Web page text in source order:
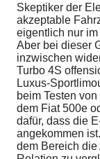
Skeptiker der
akzeptable
eigentlich nur
Aber bei dieser
inzwischen
Turbo 4S
Luxus-
beim Testen
dem Fiat 500e
dafür, dass die
angekommen
dem Bereich